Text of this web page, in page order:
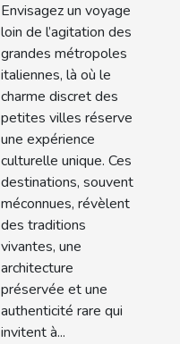
façonnent
l'expérience
culturelle ?
Envisagez un voyage
loin de l’agitation des
grandes métropoles
italiennes, là où le
charme discret des
petites villes réserve
une expérience
culturelle unique. Ces
destinations, souvent
méconnues, révèlent
des traditions
vivantes, une
architecture
préservée et une
authenticité rare qui
invitent à...